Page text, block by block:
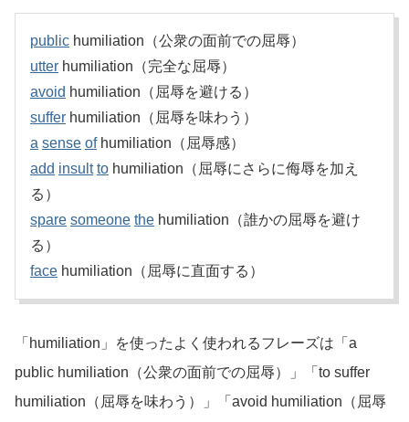
public humiliation（公衆の面前での屈辱）
utter humiliation（完全な屈辱）
avoid humiliation（屈辱を避ける）
suffer humiliation（屈辱を味わう）
a sense ofhumiliation（屈辱感）
add insult to humiliation（屈辱にさらに侮辱を加え
る）
spare someone the humiliation（誰かの屈辱を避け
る）
face humiliation（屈辱に直面する）
「humiliation」を使ったよく使われるフレーズは「a
public humiliation（公衆の面前での屈辱）」「to suffer
humiliation（屈辱を味わう）」「avoid humiliation（屈辱